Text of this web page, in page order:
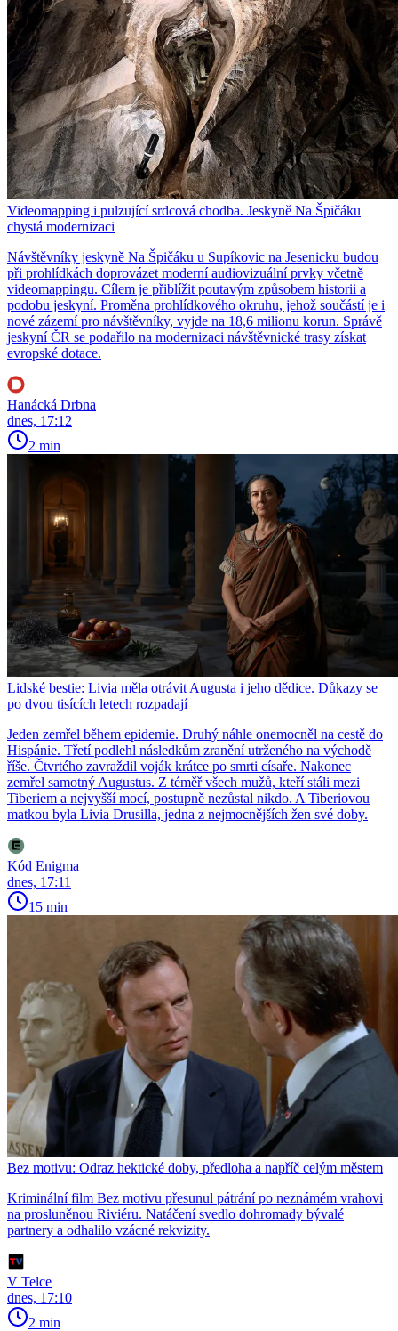
Videomapping i pulzující srdcová chodba. Jeskyně Na Špičáku
chystá modernizaci
Návštěvníky jeskyně Na Špičáku u Supíkovic na Jesenicku budou
při prohlídkách doprovázet moderní audiovizuální prvky včetně
videomappingu. Cílem je přiblížit poutavým způsobem historii a
podobu jeskyní. Proměna prohlídkového okruhu, jehož součástí je i
nové zázemí pro návštěvníky, vyjde na 18,6 milionu korun. Správě
jeskyní ČR se podařilo na modernizaci návštěvnické trasy získat
evropské dotace.
Hanácká Drbna
dnes, 17:12
2 min
Lidské bestie: Livia měla otrávit Augusta i jeho dědice. Důkazy se
po dvou tisících letech rozpadají
Jeden zemřel během epidemie. Druhý náhle onemocněl na cestě do
Hispánie. Třetí podlehl následkům zranění utrženého na východě
říše. Čtvrtého zavraždil voják krátce po smrti císaře. Nakonec
zemřel samotný Augustus. Z téměř všech mužů, kteří stáli mezi
Tiberiem a nejvyšší mocí, postupně nezůstal nikdo. A Tiberiovou
matkou byla Livia Drusilla, jedna z nejmocnějších žen své doby.
Kód Enigma
dnes, 17:11
15 min
Bez motivu: Odraz hektické doby, předloha a napříč celým městem
Kriminální film Bez motivu přesunul pátrání po neznámém vrahovi
na prosluněnou Riviéru. Natáčení svedlo dohromady bývalé
partnery a odhalilo vzácné rekvizity.
V Telce
dnes, 17:10
2 min